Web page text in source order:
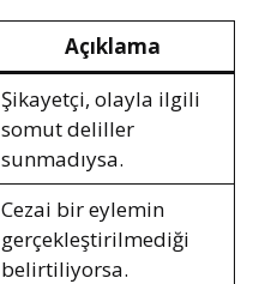
Açıklama
Şikayetçi, olayla ilgili
somut deliller
sunmadıysa.
Cezai bir eylemin
gerçekleştirilmediği
belirtiliyorsa.